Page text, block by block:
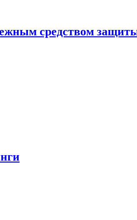
средством